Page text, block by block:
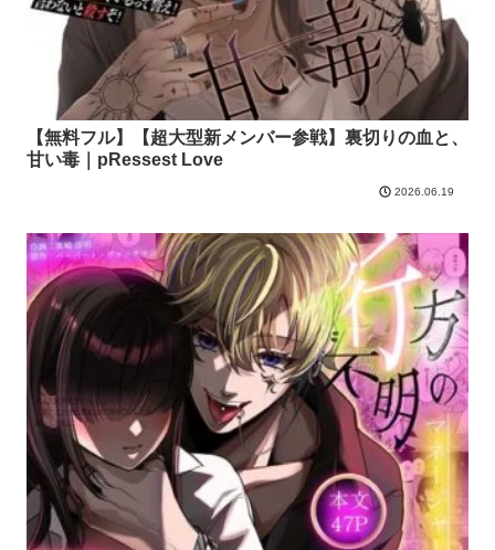
【無料フル】【超大型新メンバー参戦】裏切りの血と、
甘い毒｜pRessest Love
2026.06.19